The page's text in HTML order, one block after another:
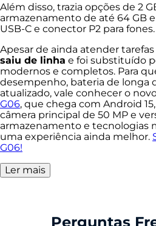
Além disso, trazia opções de 2
armazenamento de até 64 GB
USB-C e conector P2 para fones.
Apesar de ainda atender tarefas
saiu de linha e foi substituído
modernos e completos. Para
desempenho, bateria de longa
atualizado, vale conhecer o
G06, que chega com Android
câmera principal de 50 MP e
armazenamento e tecnologias
uma experiência ainda melhor.
G06!
Ler mais
Perguntas